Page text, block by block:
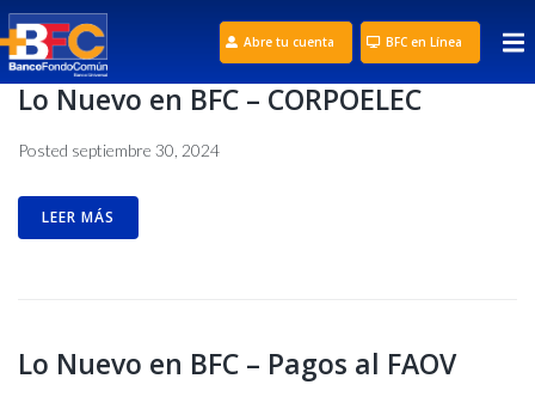
Abre tu cuenta BFC en Línea
Lo Nuevo en BFC – CORPOELEC
Posted septiembre 30, 2024
LEER MÁS
Lo Nuevo en BFC – Pagos al FAOV